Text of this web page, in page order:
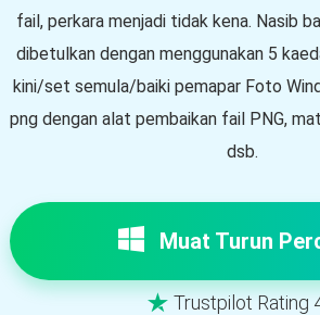
fail, perkara menjadi tidak kena. Nasib
dibetulkan dengan menggunakan 5
kini/set semula/baiki pemapar Foto
png dengan alat pembaikan fail PNG,
dsb.
Muat Turun
 Trustpilot Rating